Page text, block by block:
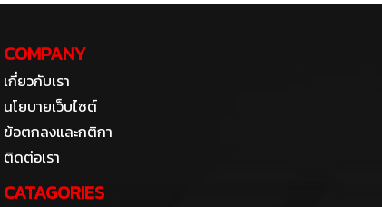
COMPANY
เกี่ยวกับเรา
นโยบายเว็บไซต์
ข้อตกลงและกติกา
ติดต่อเรา
CATAGORIES